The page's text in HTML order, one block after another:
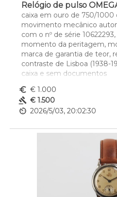
Relógio de pulso
caixa em ouro de 750/1000
movimento mecânico
com o nº de série
momento da peritagem,
marca de garantia de teor,
contraste de Lisboa (1938-
caixa e sem documentos
euro_symbol € 1.000
gavel € 1.500
av_timer 2026/5/03, 20:02:30